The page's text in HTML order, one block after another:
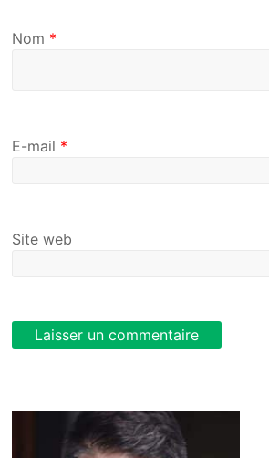
Nom *
E-mail *
Site web